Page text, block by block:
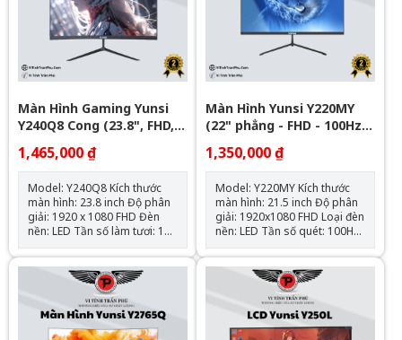
Màn Hình Gaming Yunsi
Y240Q8 Cong (23.8", FHD,
100Hz, 1ms, DP, HDMI)
1,465,000 ₫
Model: Y240Q8 Kích thước
màn hình: 23.8 inch Độ phân
giải: 1920 x 1080 FHD Đèn
nền: LED Tần số làm tươi: 100
Hz Thời gian phản hồi: 1 ms
Gắn tường: 75 mm x 75 mm
Nguồn đầu vào: DP x1, HDMI
SRGB: 100% NTSC: 79%
Màn Hình Yunsi Y220MY
(22" phẳng - FHD - 100Hz -
1ms, VGA, HDMI)
1,350,000 ₫
Model: Y220MY Kích thước
màn hình: 21.5 inch Độ phân
giải: 1920x1080 FHD Loại đèn
nền: LED Tần số quét: 100Hz
Thời gian đáp ứng: 1MS Màu
sắc khung: Đen Nguồn vào:
VGA * 1, HDMI * 1 Nguồn cấp
DC: 12V, 2.5A Tiêu thụ điện
năng: 22W Chuẩn màu SRGB:
100% Số P/N: 458945684529
Phần trăm NTSC: 92%